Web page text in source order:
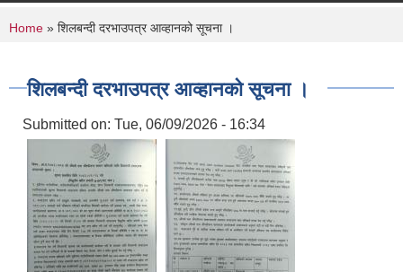
You are here
Home » शिलबन्दी दरभाउपत्र आव्हानको सूचना ।
शिलबन्दी दरभाउपत्र आव्हानको सूचना ।
Submitted on: Tue, 06/09/2026 - 16:34